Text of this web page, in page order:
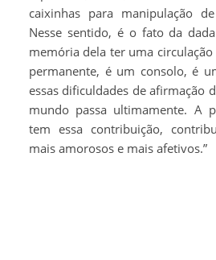
caixinhas para manipulação
Nesse sentido, é o fato da
memória dela ter uma
permanente, é um consolo, é
essas dificuldades de afirmação
mundo passa ultimamente. A
tem essa contribuição,
mais amorosos e mais afetivos.”